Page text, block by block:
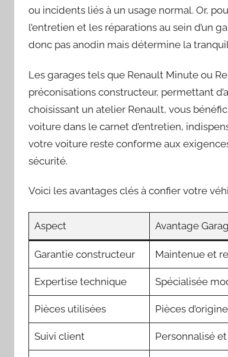
ou incidents liés à un usage normal. Or,
l’entretien et les réparations au sein d’un
donc pas anodin mais détermine la
Les garages tels que Renault Minute ou
préconisations constructeur, permettant
choisissant un atelier Renault, vous
voiture dans le carnet d’entretien,
votre voiture reste conforme aux
sécurité.
Voici les avantages clés à confier votre
Aspect Avantage
Garantie constructeur Maintenue et
Expertise technique Spécialisée
Pièces utilisées Pièces
Suivi client Personnalisé